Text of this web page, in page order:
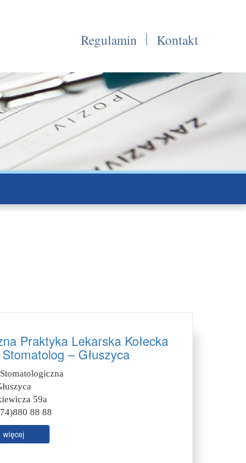
Regulamin Kontakt
Praktyka Lekarska Kołecka
– Głuszyca
59a
88 88
więcej